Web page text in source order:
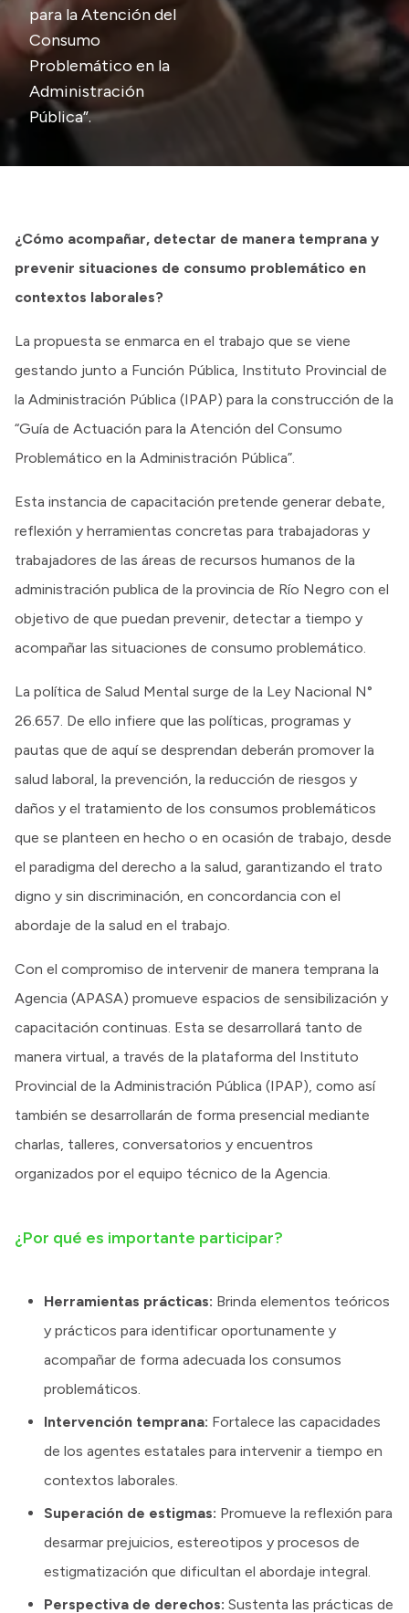
para la Atención del
Consumo
Problemático en la
Administración
Pública”.
¿Cómo acompañar, detectar de manera temprana y
prevenir situaciones de consumo problemático en
contextos laborales?
La propuesta se enmarca en el trabajo que se viene
gestando junto a Función Pública, Instituto Provincial de
la Administración Pública (IPAP) para la construcción de la
“Guía de Actuación para la Atención del Consumo
Problemático en la Administración Pública”.
Esta instancia de capacitación pretende generar debate,
reflexión y herramientas concretas para trabajadoras y
trabajadores de las áreas de recursos humanos de la
administración publica de la provincia de Río Negro con el
objetivo de que puedan prevenir, detectar a tiempo y
acompañar las situaciones de consumo problemático.
La política de Salud Mental surge de la Ley Nacional N°
26.657. De ello infiere que las políticas, programas y
pautas que de aquí se desprendan deberán promover la
salud laboral, la prevención, la reducción de riesgos y
daños y el tratamiento de los consumos problemáticos
que se planteen en hecho o en ocasión de trabajo, desde
el paradigma del derecho a la salud, garantizando el trato
digno y sin discriminación, en concordancia con el
abordaje de la salud en el trabajo.
Con el compromiso de intervenir de manera temprana la
Agencia (APASA) promueve espacios de sensibilización y
capacitación continuas. Esta se desarrollará tanto de
manera virtual, a través de la plataforma del Instituto
Provincial de la Administración Pública (IPAP), como así
también se desarrollarán de forma presencial mediante
charlas, talleres, conversatorios y encuentros
organizados por el equipo técnico de la Agencia.
¿Por qué es importante participar?
Herramientas prácticas: Brinda elementos teóricos
y prácticos para identificar oportunamente y
acompañar de forma adecuada los consumos
problemáticos.
Intervención temprana: Fortalece las capacidades
de los agentes estatales para intervenir a tiempo en
contextos laborales.
Superación de estigmas: Promueve la reflexión para
desarmar prejuicios, estereotipos y procesos de
estigmatización que dificultan el abordaje integral.
Perspectiva de derechos: Sustenta las prácticas de